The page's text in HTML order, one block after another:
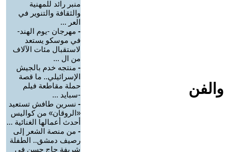
منبر رائد للمهنية
والثقافة والتنوير في
العر ...
- مهرجان -يوم الهند-
في موسكو يستعد
لاستقبال مئات الآلاف
من ال ...
- منتجه خدم بالجيش
الإسرائيلي.. ما قصة
حملة مقاطعة فيلم
-سبايد ...
- نسرين طافش تستعيد
«الروقان» من كواليس
أحدث أعمالها الغنائية ...
- من منصة الشعر إلى
رصيف دمشق.. الطفلة
شريفة حاج حسن في